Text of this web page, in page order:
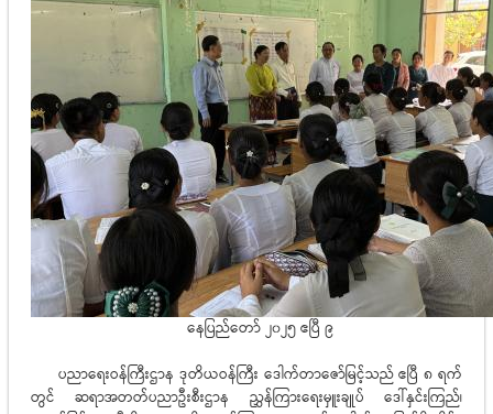
နေပြည်တော် ၂၀၂၅ ဧပြီ ၉
ပညာရေးဝန်ကြီးဌာန ဒုတိယဝန်ကြီး ဒေါက်တာဇော်မြင့်သည် ဧပြီ ၈ ရက်
တွင် ဆရာအတတ်ပညာဦးစီးဌာန ညွှန်ကြားရေးမှူးချုပ် ဒေါ်နှင်းကြည်၊